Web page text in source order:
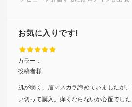
お気に入りです!
投稿者様
カラー：
肌が弱く、眉マスカラ諦めていましたが
い切って購入。痒くならないか心配でし